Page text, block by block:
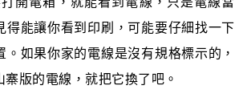
得能讓你看到印刷，可能要仔細找一下
。如果你家的電線是沒有規格標示的，
版的電線，就把它換了吧。